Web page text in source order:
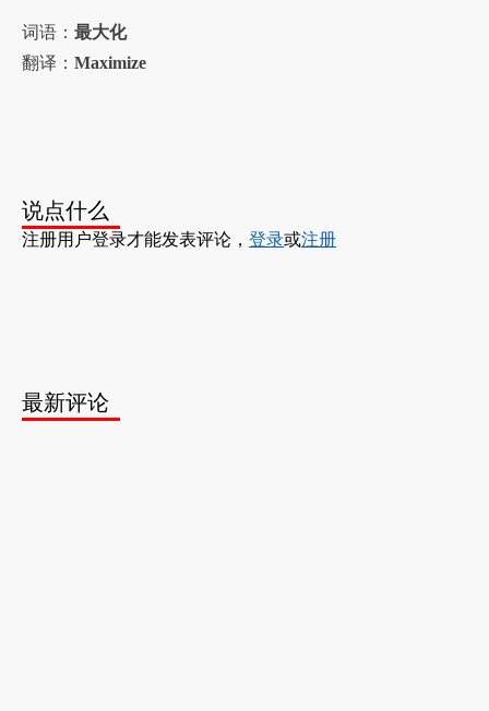
词语： 最大化
翻译： Maximize
说点什么
注册用户登录才能发表评论， 登录或注册
最新评论